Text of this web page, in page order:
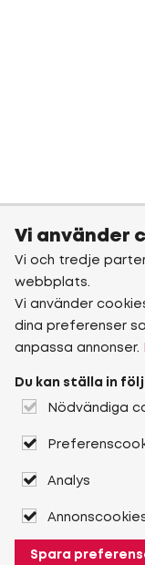
Vi använder
Vi och tredje
webbplats.
Vi använder
dina preferenser
anpassa annonser.
Du kan ställa in
Nödvändiga
Analys
Spara